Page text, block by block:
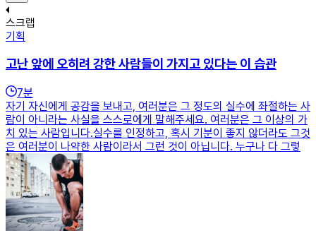
스크랩
기획
고난 앞에 오히려 강한 사람들이 가지고 있다는 이 습관
7분
자기 자신에게 공감을 보내고, 여러분은 그 정도의 실수에 좌절하는 사
람이 아니라는 사실을 스스로에게 말해주세요. 여러분은 그 이상의 가
치 있는 사람입니다.실수를 인정하고, 혹시 기분이 좋지 않더라도 그것
은 여러분이 나약한 사람이라서 그런 것이 아닙니다. 누구나 다 그렇